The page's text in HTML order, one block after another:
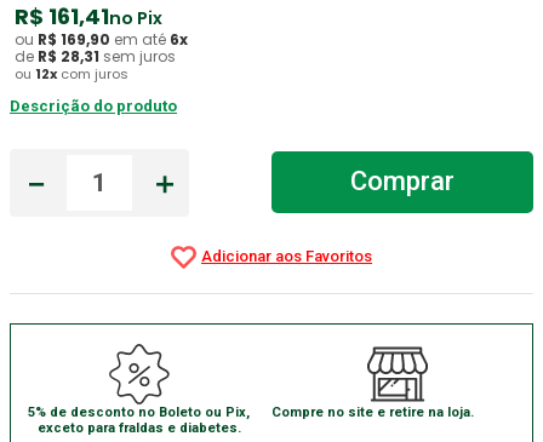
R$ 161,41no Pix
ou R$ 169,90 em até 6x
de R$ 28,31 sem juros
ou 12x com juros
Descrição do produto
＋
－ Comprar
5% de desconto no Boleto ou Pix,
exceto para fraldas e diabetes.
Compre no site e retire na loja.
4º Estetoscopio Littmann
5 º Aparelho Pressão
6º Littmann
Gaze Esteril